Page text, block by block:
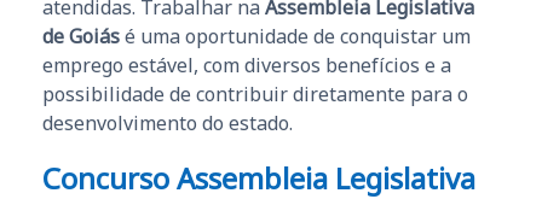
atendidas. Trabalhar na Assembleia Legislativa
de Goiásé uma oportunidade de conquistar um
emprego estável, com diversos benefícios e a
possibilidade de contribuir diretamente para o
desenvolvimento do estado.
Concurso Assembleia Legislativa